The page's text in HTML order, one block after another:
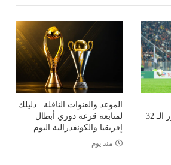
مقديشيو وكيتارا في دور الـ 32
الموعد والقنوات الناقلة.. دليلك
لمتابعة قرعة دوري أبطال
إفريقيا والكونفدرالية اليوم
منذ يوم
هل يذهب لريال مدريد؟.. السيتي يرفض
عرض برشلونة بشأن رودري